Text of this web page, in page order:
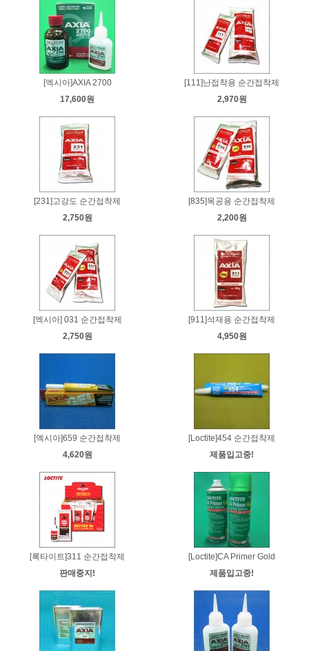
[엑시아]AXIA 2700
17,600원
[111]난접착용 순간접착제
2,970원
[231]고강도 순간접착제
2,750원
[835]목공용 순간접착제
2,200원
[엑시아] 031 순간접착제
2,750원
[911]석재용 순간접착제
4,950원
[엑시아]659 순간접착제
4,620원
[Loctite]454 순간접착제
제품입고중!
[록타이트]311 순간접착제
판매중지!
[Loctite]CA Primer Gold
제품입고중!